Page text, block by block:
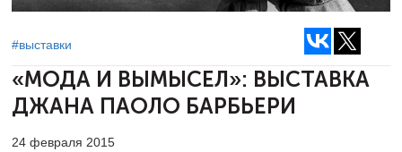
#выставки
«МОДА И ВЫМЫСЕЛ»: ВЫСТАВКА
ДЖАНА ПАОЛО БАРБЬЕРИ
24 февраля 2015